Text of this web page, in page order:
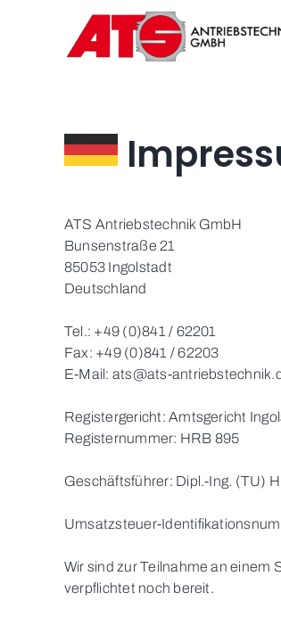
ATS Antriebstechnik GmbH
Bunsenstraße 21
85053 Ingolstadt
Deutschland
Tel.: +49 (0)841 / 62201
Fax: +49 (0)841 / 62203
E-Mail: ats@ats-
Registergericht: Amtsgericht
Registernummer: HRB 895
Geschäftsführer: Dipl.-Ing. (TU)
Umsatzsteuer-
Wir sind zur Teilnahme an einem
verpflichtet noch bereit.